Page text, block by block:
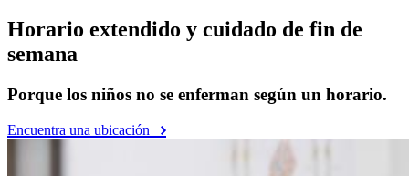
Horario extendido y cuidado de fin de
semana
Porque los niños no se enferman según un horario.
Encuentra una ubicación